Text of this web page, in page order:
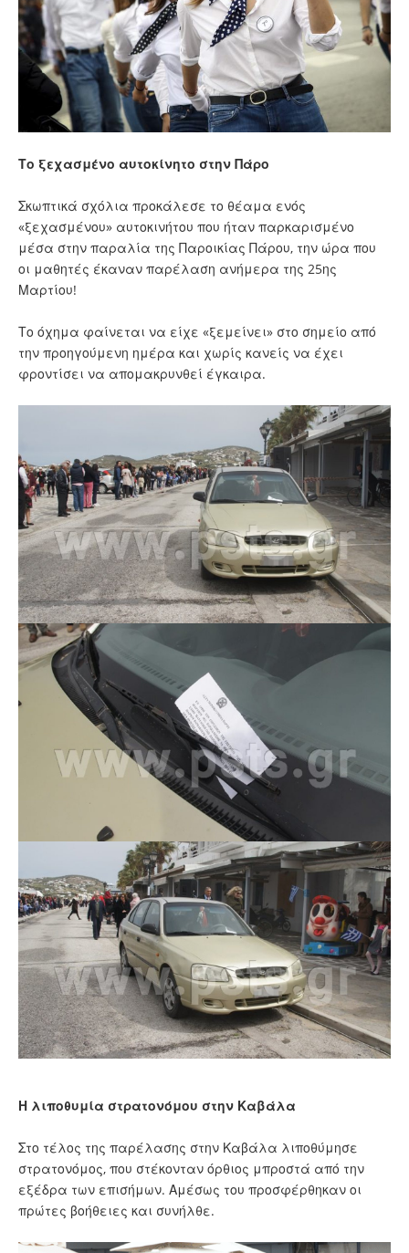
Το ξεχασμένο αυτοκίνητο στην Πάρο
Σκωπτικά σχόλια προκάλεσε το θέαμα ενός
«ξεχασμένου» αυτοκινήτου που ήταν παρκαρισμένο
μέσα στην παραλία της Παροικίας Πάρου, την ώρα που
οι μαθητές έκαναν παρέλαση ανήμερα της 25ης
Μαρτίου!
Το όχημα φαίνεται να είχε «ξεμείνει» στο σημείο από
την προηγούμενη ημέρα και χωρίς κανείς να έχει
φροντίσει να απομακρυνθεί έγκαιρα.
Η λιποθυμία στρατονόμου στην Καβάλα
Στο τέλος της παρέλασης στην Καβάλα λιποθύμησε
στρατονόμος, που στέκονταν όρθιος μπροστά από την
εξέδρα των επισήμων. Αμέσως του προσφέρθηκαν οι
πρώτες βοήθειες και συνήλθε.